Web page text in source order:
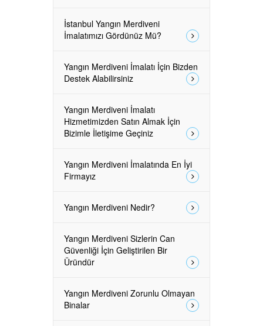
İstanbul Yangın Merdiveni
İmalatımızı Gördünüz Mü?
Yangın Merdiveni İmalatı İçin Bizden
Destek Alabilirsiniz
Yangın Merdiveni İmalatı
Hizmetimizden Satın Almak İçin
Bizimle İletişime Geçiniz
Yangın Merdiveni İmalatında En İyi
Firmayız
Yangın Merdiveni Nedir?
Yangın Merdiveni Sizlerin Can
Güvenliği İçin Geliştirilen Bir
Üründür
Yangın Merdiveni Zorunlu Olmayan
Binalar